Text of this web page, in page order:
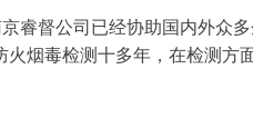
睿督公司已经协助国内外众
烟毒检测十多年，在检测方